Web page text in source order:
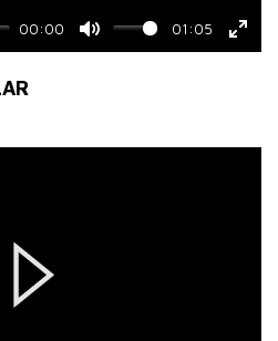
00:00
Mute
01:05
Play